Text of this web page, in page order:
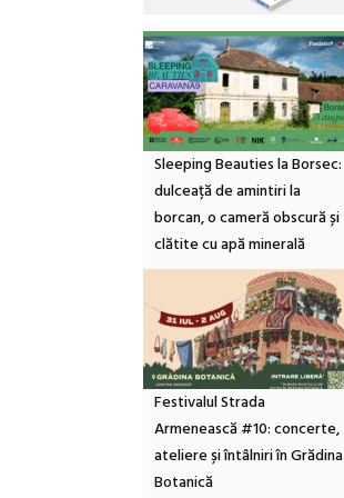
Sleeping Beauties la Borsec:
dulceață de amintiri la
borcan, o cameră obscură și
clătite cu apă minerală
Festivalul Strada
Armenească #10: concerte,
ateliere și întâlniri în Grădina
Botanică